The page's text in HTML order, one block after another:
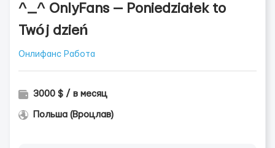
^_^ OnlyFans — Poniedziałek to
Twój dzień
Онлифанс Работа
3000 $ / в месяц
Польша (Вроцлав)